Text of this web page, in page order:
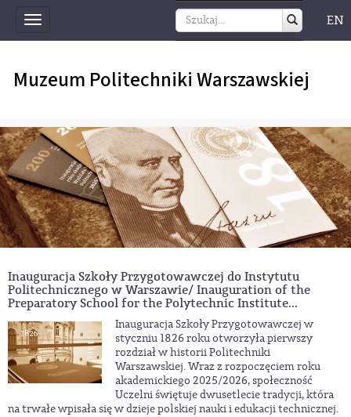
Toggle
navigation
EN
Muzeum Politechniki Warszawskiej
Inauguracja Szkoły Przygotowawczej do Instytutu
Politechnicznego w Warszawie/ Inauguration of the
Preparatory School for the Polytechnic Institute...
Inauguracja Szkoły Przygotowawczej w
styczniu 1826 roku otworzyła pierwszy
rozdział w historii Politechniki
Warszawskiej. Wraz z rozpoczęciem roku
akademickiego 2025/2026, społeczność
Uczelni świętuje dwusetlecie tradycji, która
na trwałe wpisała się w dzieje polskiej nauki i edukacji technicznej.